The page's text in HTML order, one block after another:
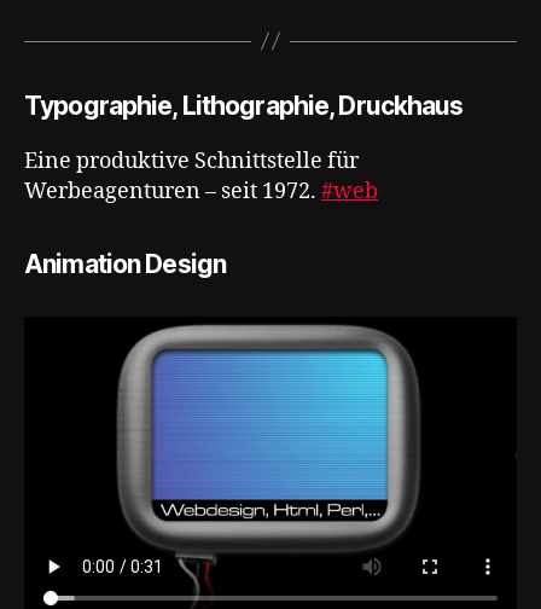
Typographie, Lithographie, Druckhaus
Eine produktive Schnittstelle für
Werbeagenturen – seit 1972. #web
Animation Design